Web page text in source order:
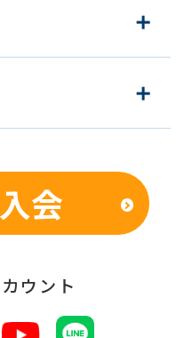
会
ウント